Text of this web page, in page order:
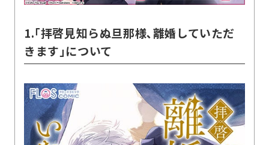
1.｢拝啓見知らぬ旦那様､離婚していただ
きます｣について